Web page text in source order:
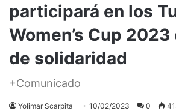
participará en los
Women’s Cup
de solidaridad
+Comunicado
Yolimar Scarpita 10/02/2023 0